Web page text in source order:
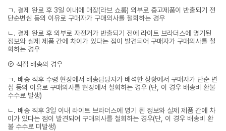
ㄱ. 결제 완료 후 3일 이내에 매장(라브 쇼룸) 외부로 중고제품이 반출되기 전
단순변심 등의 이유로 구매자가 구매의사를 철회하는 경우
ㄴ. 결제 완료 후 외부로 자전거가 반출되기 전에 라이트 브라더스에 명기된
정보와 실제 제품 간에 차이가 있다는 점이 발견되어 구매자가 구매의사를 철
회하는 경우
② 직접 배송의 경우
ㄱ. 배송 직후 수령 현장에서 배송담당자가 배석한 상황에서 구매자가 단순 변
심 등의 이유로 구매의사를 현장에서 철회하는 경우 (단, 이 경우 배송비 환불
수수료 발생)
ㄴ. 배송 직후 3일 이내 라이트 브라더스에 명기 된 정보와 실제 제품 간에 차
이가 있다는 점이 발견되어 구매의사를 철회하는 경우(단, 이 경우 배송비 환
불 수수료 미발생)